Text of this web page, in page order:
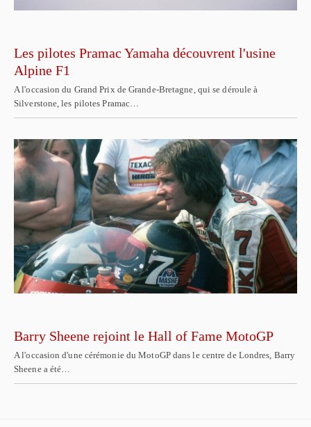
Les pilotes Pramac Yamaha découvrent l'usine
Alpine F1
A l'occasion du Grand Prix de Grande-Bretagne, qui se déroule à
Silverstone, les pilotes Pramac…
Barry Sheene rejoint le Hall of Fame MotoGP
A l'occasion d'une cérémonie du MotoGP dans le centre de Londres, Barry
Sheene a été…